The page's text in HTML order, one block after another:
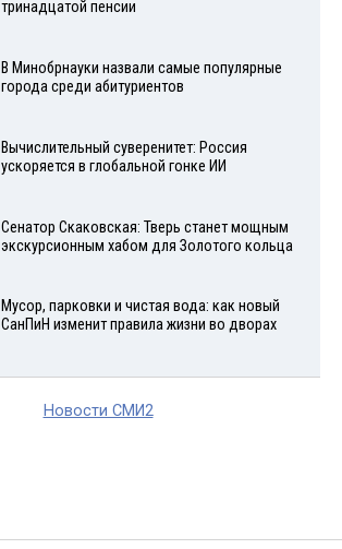
тринадцатой пенсии
В Минобрнауки назвали самые популярные
города среди абитуриентов
Вычислительный суверенитет: Россия
ускоряется в глобальной гонке ИИ
Сенатор Скаковская: Тверь станет мощным
экскурсионным хабом для Золотого кольца
Мусор, парковки и чистая вода: как новый
СанПиН изменит правила жизни во дворах
Новости СМИ2